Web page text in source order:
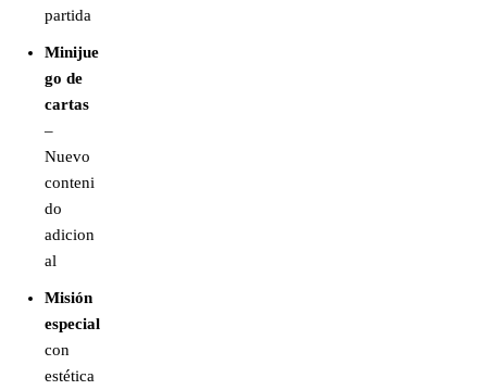
partida
Minijue
go de
cartas
–
Nuevo
conteni
do
adicion
al
Misión
especial
con
estética